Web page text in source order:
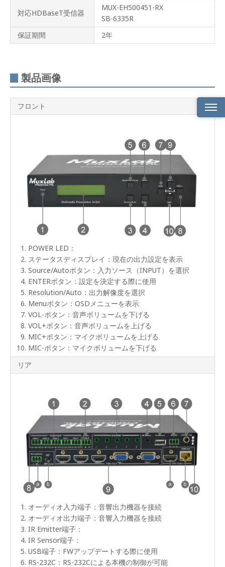
対応HDBaseT受信器
MUX-EH500451-RX
SB-6335R
保証期間
2年
製品画像
フロント
POWER LED：
ステータスディスプレイ：現在の出力設定を表示
Source/Autoボタン：入力ソース（INPUT）を選択
ENTERボタン：設定を決定する際に使用
Resolution/Auto：出力解像度を選択
Menuボタン：OSDメニューを表示
VOL-ボタン：音声ボリュームを下げる
VOL+ボタン：音声ボリュームを上げる
MIC+ボタン：マイクボリュームを上げる
MIC-ボタン：マイクボリュームを下げる
リア
オーディオ入力端子：音響出力機器を接続
オーディオ出力端子：音響入力機器を接続
IR Emitter端子：
IR Sensor端子：
USB端子：FWアップデートする際に使用
RS-232C：RS-232Cによる本機の制御が可能